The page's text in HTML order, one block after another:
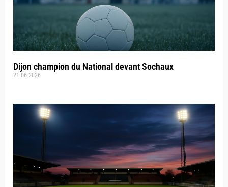
Dijon champion du National devant Sochaux
21.06.2026